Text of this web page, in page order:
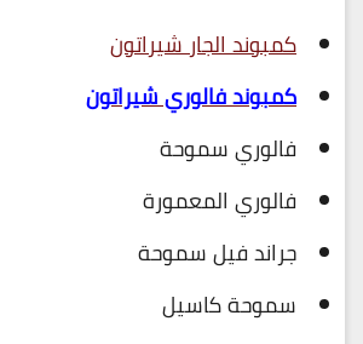
كمبوند الجار شيراتون
كمبوند فالوري شيراتون
فالوري سموحة
فالوري المعمورة
جراند فيل سموحة
سموحة كاسيل